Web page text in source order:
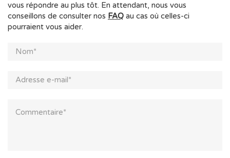
vous répondre au plus tôt. En attendant, nous vous
conseillons de consulter nos FAQ au cas où celles-ci
pourraient vous aider.